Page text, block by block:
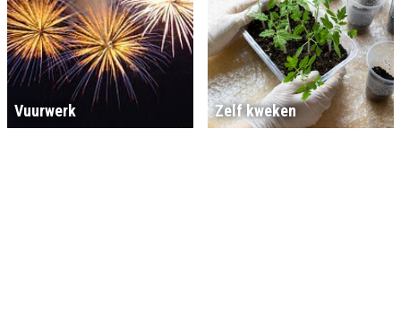
Vuurwerk Zelf kweken